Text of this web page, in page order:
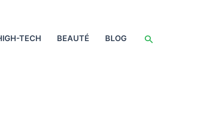
TECH BEAUTÉ BLOG Rechercher